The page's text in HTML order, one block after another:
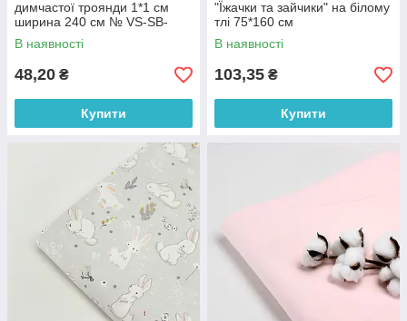
димчастої троянди 1*1 см
ширина 240 см № VS-SB-
2013, 44*110 см
В наявності
48,20 ₴
Купити
"Їжачки та зайчики" на білому
тлі 75*160 см
В наявності
103,35 ₴
Купити